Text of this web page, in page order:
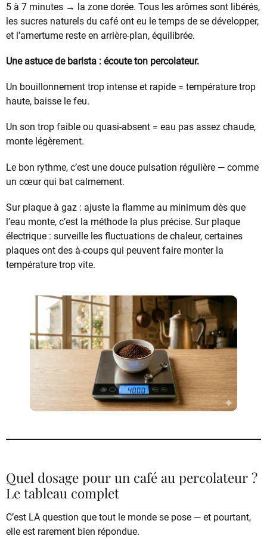
5 à 7 minutes → la zone dorée. Tous les arômes sont libérés,
les sucres naturels du café ont eu le temps de se développer,
et l’amertume reste en arrière-plan, équilibrée.
Une astuce de barista : écoute ton percolateur.
Un bouillonnement trop intense et rapide = température trop
haute, baisse le feu.
Un son trop faible ou quasi-absent = eau pas assez chaude,
monte légèrement.
Le bon rythme, c’est une douce pulsation régulière — comme
un cœur qui bat calmement.
Sur plaque à gaz : ajuste la flamme au minimum dès que
l’eau monte, c’est la méthode la plus précise. Sur plaque
électrique : surveille les fluctuations de chaleur, certaines
plaques ont des à-coups qui peuvent faire monter la
température trop vite.
Quel dosage pour un café au percolateur ?
Le tableau complet
C’est LA question que tout le monde se pose — et pourtant,
elle est rarement bien répondue.